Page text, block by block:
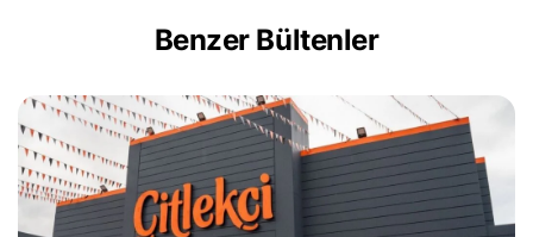
Benzer Bültenler